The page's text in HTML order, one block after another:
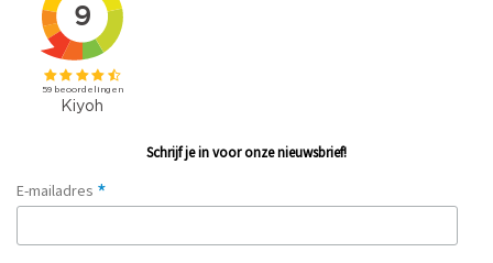
Schrijf je in voor onze nieuwsbrief!
E-mailadres *